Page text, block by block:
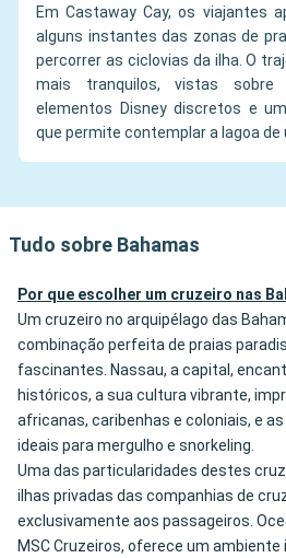
Em Castaway Cay, os viajantes
alguns instantes das zonas de
percorrer as ciclovias da ilha. O
mais tranquilos, vistas sobre
elementos Disney discretos e
que permite contemplar a lagoa de
Tudo sobre Bahamas
Por que escolher um cruzeiro nas
Um cruzeiro no arquipélago das
combinação perfeita de praias
fascinantes. Nassau, a capital,
históricos, a sua cultura vibrante,
africanas, caribenhas e coloniais, e
ideais para mergulho e snorkeling.
Uma das particularidades destes
ilhas privadas das companhias de
exclusivamente aos passageiros.
MSC Cruzeiros, oferece um ambiente